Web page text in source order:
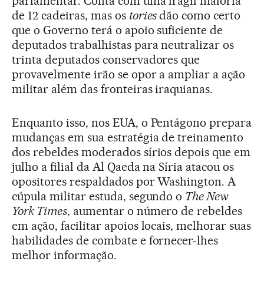
de 12 cadeiras, mas os toriesdão como certo
que o Governo terá o apoio suficiente de
deputados trabalhistas para neutralizar os
trinta deputados conservadores que
provavelmente irão se opor a ampliar a ação
militar além das fronteiras iraquianas.
Enquanto isso, nos EUA, o Pentágono prepara
mudanças em sua estratégia de treinamento
dos rebeldes moderados sírios depois que em
julho a filial da Al Qaeda na Síria atacou os
opositores respaldados por Washington. A
cúpula militar estuda, segundo o The New
York Times, aumentar o número de rebeldes
em ação, facilitar apoios locais, melhorar suas
habilidades de combate e fornecer-lhes
melhor informação.